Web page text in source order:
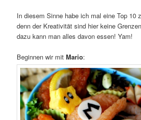
In diesem Sinne habe ich mal eine Top 10
denn der Kreativität sind hier keine
dazu kann man alles davon essen! Yam!
Beginnen wir mitMario: